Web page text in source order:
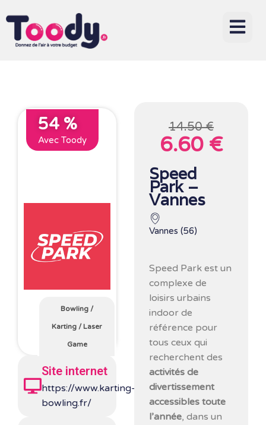
54 %
Avec Toody
Bowling /
Karting /Laser
Game
Site internet
https://www.karting-
bowling.fr/
14.50 €
6.60 €
Speed
Park –
Vannes
Vannes (56)
Speed Park est un
complexe de
loisirs urbains
indoor de
référence pour
tous ceux qui
recherchent des
activités de
divertissement
accessibles toute
l’année, dans un